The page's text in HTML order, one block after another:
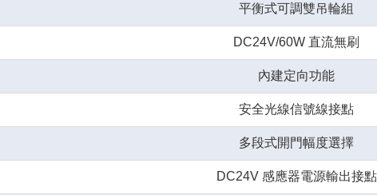
平衡式可調雙吊輪組
DC24V/60W 直流無刷
內建定向功能
安全光線信號線接點
多段式開門幅度選擇
DC24V 感應器電源輸出接點